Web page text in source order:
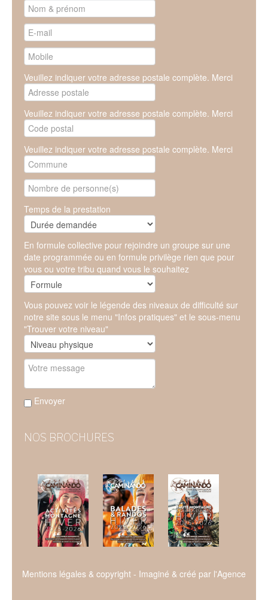
Veuillez indiquer votre adresse postale complète. Merci
Veuillez indiquer votre adresse postale complète. Merci
Veuillez indiquer votre adresse postale complète. Merci
Temps de la prestation
En formule collective pour rejoindre un groupe sur une
date programmée ou en formule privilège rien que pour
vous ou votre tribu quand vous le souhaitez
Vous pouvez voir le légende des niveaux de difficulté sur
notre site sous le menu "Infos pratiques" et le sous-menu
"Trouver votre niveau"
Envoyer
NOS BROCHURES
Mentions légales & copyright - Imaginé & créé par l'Agence